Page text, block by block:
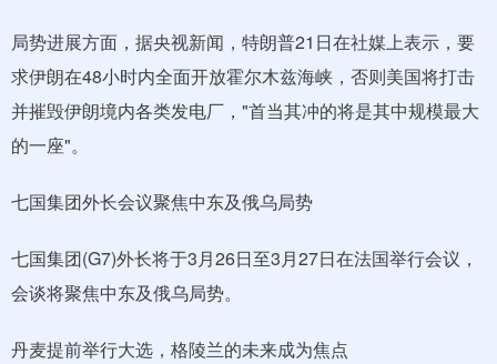
局势进展方面，据央视新闻，特朗普21日在社媒上表示，要
求伊朗在48小时内全面开放霍尔木兹海峡，否则美国将打击
并摧毁伊朗境内各类发电厂，"首当其冲的将是其中规模最大
的一座"。
七国集团外长会议聚焦中东及俄乌局势
七国集团(G7)外长将于3月26日至3月27日在法国举行会议，
会谈将聚焦中东及俄乌局势。
丹麦提前举行大选，格陵兰的未来成为焦点